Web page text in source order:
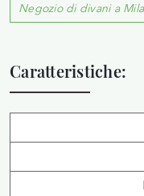
Negozio di divani a
Caratteristiche: